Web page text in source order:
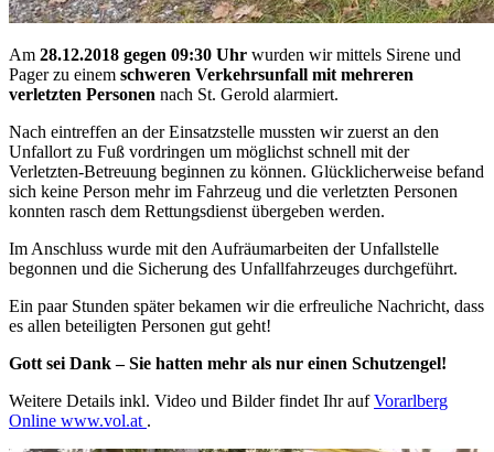
Am 28.12.2018 gegen 09:30 Uhr wurden wir mittels Sirene und
Pager zu einem schweren Verkehrsunfall mit mehreren
verletzten Personen nach St. Gerold alarmiert.
Nach eintreffen an der Einsatzstelle mussten wir zuerst an den
Unfallort zu Fuß vordringen um möglichst schnell mit der
Verletzten-Betreuung beginnen zu können. Glücklicherweise befand
sich keine Person mehr im Fahrzeug und die verletzten Personen
konnten rasch dem Rettungsdienst übergeben werden.
Im Anschluss wurde mit den Aufräumarbeiten der Unfallstelle
begonnen und die Sicherung des Unfallfahrzeuges durchgeführt.
Ein paar Stunden später bekamen wir die erfreuliche Nachricht, dass
es allen beteiligten Personen gut geht!
Gott sei Dank – Sie hatten mehr als nur einen Schutzengel!
Weitere Details inkl. Video und Bilder findet Ihr aufVorarlberg
Online www.vol.at .